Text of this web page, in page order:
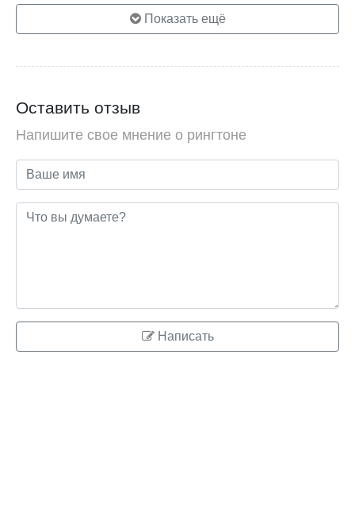
Показать ещё
Оставить отзыв
Напишите свое мнение о рингтоне
Написать